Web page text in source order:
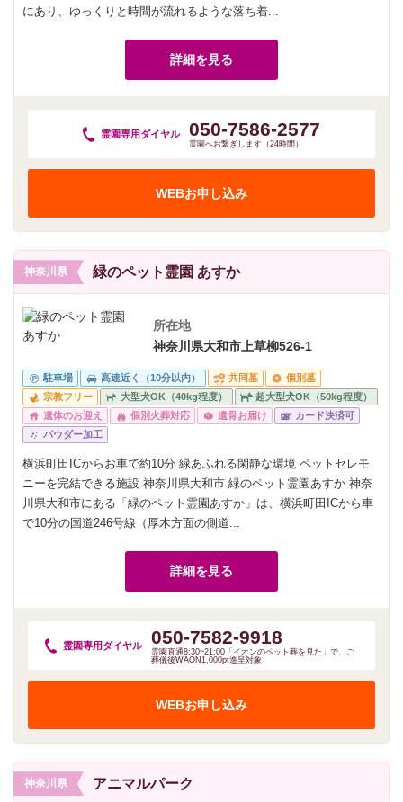
にあり、ゆっくりと時間が流れるような落ち着...
詳細を見る
霊園専用 ダイヤル 050-7586-2577
霊園へお繋ぎします（24時間）
WEBお申し込み
神奈川県 緑のペット霊園 あすか
所在地
神奈川県大和市上草柳526-1
駐車場 高速近く（10分以内） 共同墓
個別墓
宗教フリー
大型犬OK（40kg程度）
超大型犬OK（50kg程度）
遺体のお迎え
個別火葬対応 遺骨お届け
カード決済可
パウダー加工
横浜町田ICからお車で約10分 緑あふれる閑静な環境 ペットセレモ
ニーを完結できる施設 神奈川県大和市 緑のペット霊園あすか 神奈
川県大和市にある「緑のペット霊園あすか」は、横浜町田ICから車
で10分の国道246号線（厚木方面の側道...
詳細を見る
霊園専用 ダイヤル 050-7582-9918
霊園直通8:30~21:00「イオンのペット葬を見た」で、ご
葬儀後WAON1,000pt進呈対象
WEBお申し込み
神奈川県 アニマルパーク